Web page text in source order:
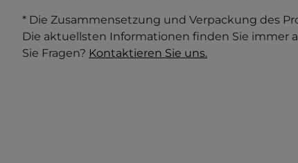
* Die Zusammensetzung und Verpackung des
Die aktuellsten Informationen finden Sie immer
Sie Fragen? Kontaktieren Sie uns.